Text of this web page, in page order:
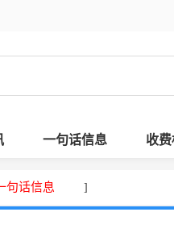
一句话信息 收
句话信息 ]